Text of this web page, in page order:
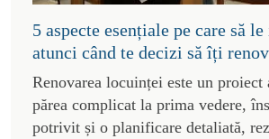
5 aspecte esențiale pe care să
atunci când te decizi să îți
Renovarea locuinței este un proiect
părea complicat la prima vedere,
potrivit și o planificare detaliată,